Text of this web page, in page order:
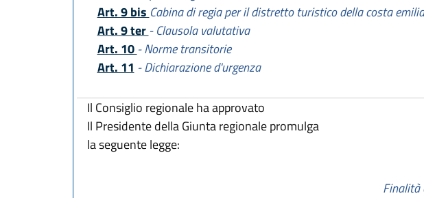
Art. 9 bis Cabina di regia per il distretto turistico della costa
Art. 9 ter - Clausola valutativa
Art. 10 - Norme transitorie
Art. 11 - Dichiarazione d'urgenza
Il Consiglio regionale ha approvato
Il Presidente della Giunta regionale promulga
la seguente legge:
Finalità